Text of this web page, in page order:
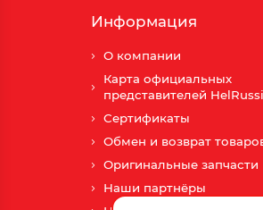
Информация
О компании
Карта официальных
представителей
Сертификаты
Обмен и возврат
Оригинальные запчасти
Наши партнёры